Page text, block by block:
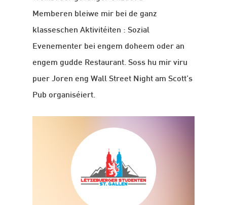
Memberen bleiwe mir bei de ganz
klasseschen Aktivitéiten : Sozial
Evenementer bei engem doheem oder an
engem gudde Restaurant. Soss hu mir viru
puer Joren eng Wall Street Night am Scott’s
Pub organiséiert.